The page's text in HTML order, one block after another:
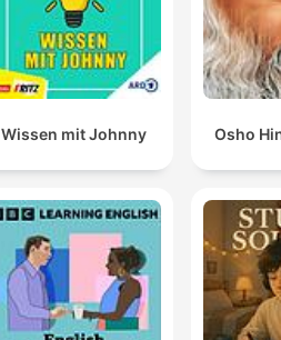
Wissen mit Johnny Osho